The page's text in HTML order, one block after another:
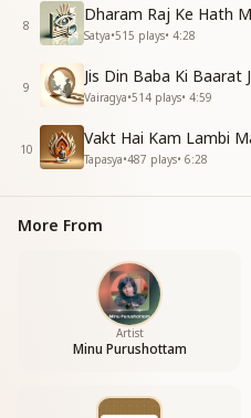
8
Satya•515 plays• 4:28
9
Jis Din Baba Ki Baarat
Vairagya•514 plays• 4:59
10
Vakt Hai Kam Lambi
Tapasya•487 plays• 6:28
More From
Artist
Minu Purushottam